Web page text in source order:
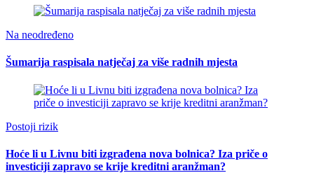
Na neodređeno
Šumarija raspisala natječaj za više radnih mjesta
Postoji rizik
Hoće li u Livnu biti izgrađena nova bolnica? Iza priče o
investiciji zapravo se krije kreditni aranžman?